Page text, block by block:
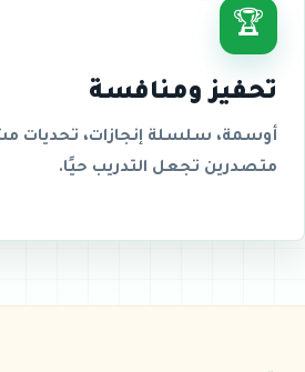
🏆
تحفيز ومنافسة
أوسمة، سلسلة إنجازات، تحديات
متصدرين تجعل التدريب حيًا.